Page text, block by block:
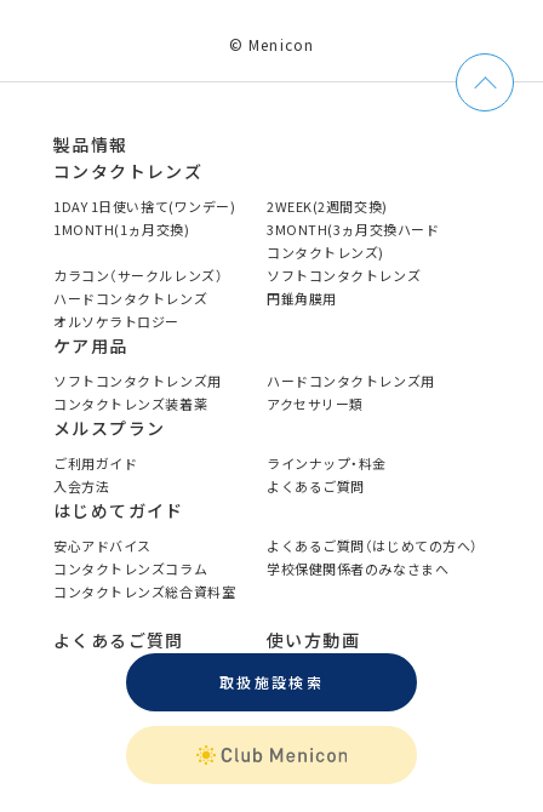
© Menicon
製品情報
コンタクトレンズ
1DAY 1日使い捨て(ワンデー)
2WEEK(2週間交換)
1MONTH(1ヵ月交換)
3MONTH(3ヵ月交換ハード
コンタクトレンズ)
カラコン（サークルレンズ）
ソフトコンタクトレンズ
ハードコンタクトレンズ
円錐角膜用
オルソケラトロジー
ケア用品
ソフトコンタクトレンズ用
ハードコンタクトレンズ用
コンタクトレンズ装着薬
アクセサリー類
メルスプラン
ご利用ガイド
ラインナップ・料金
入会方法
よくあるご質問
はじめてガイド
安心アドバイス
よくあるご質問（はじめての方へ）
コンタクトレンズコラム
学校保健関係者のみなさまへ
コンタクトレンズ総合資料室
よくあるご質問 使い方動画
取扱施設検索